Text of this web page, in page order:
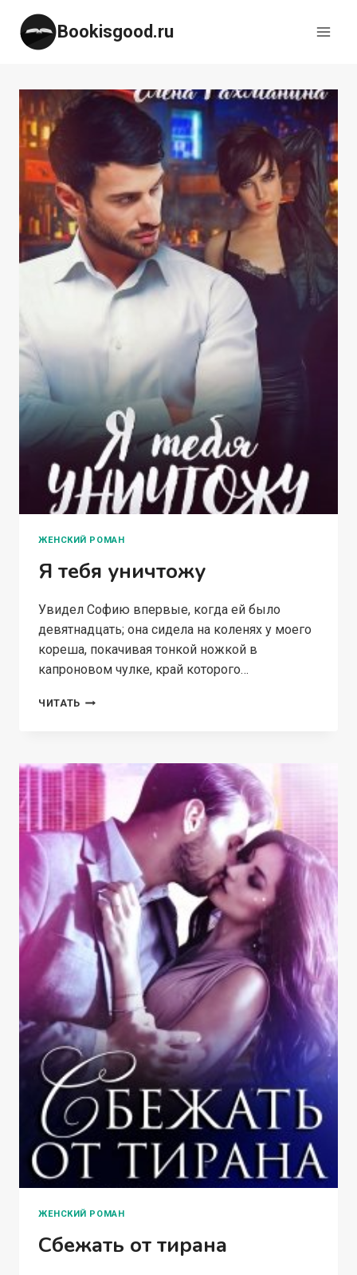
Перейти
содержимому
Bookisgood.ru
ЖЕНСКИЙ РОМАН
Я тебя уничтожу
Увидел Софию впервые, когда ей было
девятнадцать; она сидела на коленях у моего
кореша, покачивая тонкой ножкой в
капроновом чулке, край которого…
ЧИТАТЬ Я
ЖЕНСКИЙ РОМАН
Сбежать от тирана